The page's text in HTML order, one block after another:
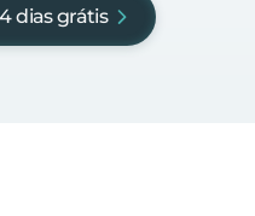
dias grátis